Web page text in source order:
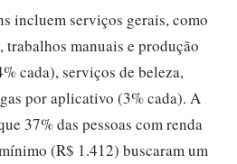
incluem serviços gerais, como
manuais e produção
cada), serviços de beleza,
por aplicativo (3% cada). A
37% das pessoas com renda
(R$ 1.412) buscaram um